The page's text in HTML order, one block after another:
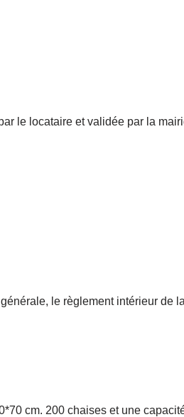
le locataire et validée par la
le règlement intérieur de
cm. 200 chaises et une